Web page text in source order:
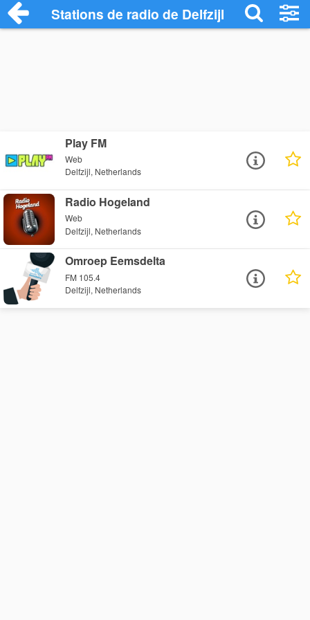
Stations de radio de Delfzijl
Play FM
Web
Delfzijl, Netherlands
Radio Hogeland
Web
Delfzijl, Netherlands
Omroep Eemsdelta
FM 105.4
Delfzijl, Netherlands